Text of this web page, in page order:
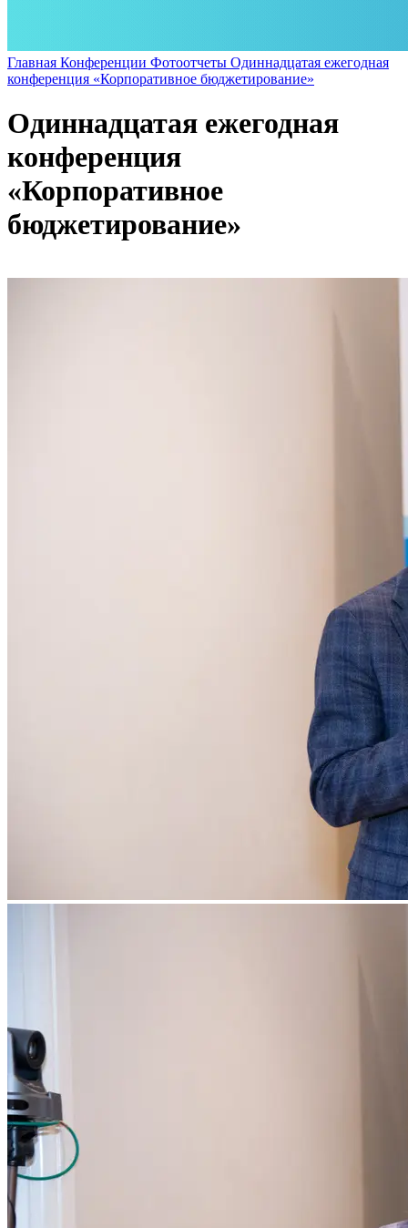
Главная Конференции Фотоотчеты Одиннадцатая ежегодная
конференция «Корпоративное бюджетирование»
Одиннадцатая ежегодная
конференция
«Корпоративное
бюджетирование»